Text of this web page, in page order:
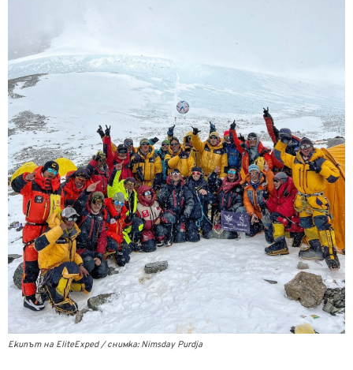
Екипът на EliteExped / снимка: Nimsday Purdja